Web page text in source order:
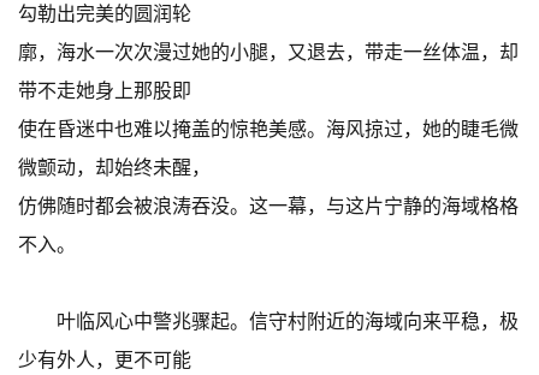
勾勒出完美的圆润轮
廓，海水一次次漫过她的小腿，又退去，带走一丝体温，却
带不走她身上那股即
使在昏迷中也难以掩盖的惊艳美感。海风掠过，她的睫毛微
微颤动，却始终未醒，
仿佛随时都会被浪涛吞没。这一幕，与这片宁静的海域格格
不入。
叶临风心中警兆骤起。信守村附近的海域向来平稳，极
少有外人，更不可能